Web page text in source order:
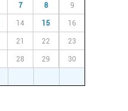
7 8 9
14 15 16
21 22 23
28 29 30